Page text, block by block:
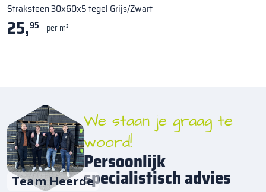
Straksteen 30x60x5 tegel Grijs/Zwart
25,95 per m²
Team Heerde
We staan je graag te
woord!
Persoonlijk
specialistisch advies